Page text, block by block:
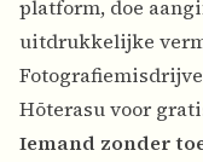
platform, doe
uitdrukkelijke
Hōterasu voor
Iemand zonder